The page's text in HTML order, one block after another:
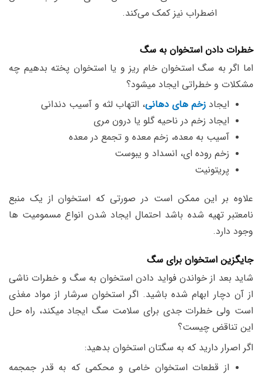
اضطراب نیز کمک می‌کند.
خطرات دادن استخوان به سگ
اما اگر به سگ استخوان خام ریز و یا استخوان پخته بدهیم چه
مشکلات و خطراتی ایجاد میشود؟
ایجادزخم های دهانی، التهاب لثه و آسیب دندانی
ایجاد زخم در ناحیه گلو یا درون مری
آسیب به معده، زخم معده و تجمع در معده
زخم روده ای، انسداد و یبوست
پریتونیت
علاوه بر این ممکن است در صورتی که استخوان از یک منبع
نامعتبر تهیه شده باشد احتمال ایجاد شدن انواع مسمومیت ها
وجود دارد.
جایگزین استخوان برای سگ
شاید بعد از خواندن فواید دادن استخوان به سگ و خطرات ناشی
از آن دچار ابهام شده باشید. اگر استخوان سرشار از مواد مغذی
است ولی خطرات جدی برای سلامت سگ ایجاد میکند، راه حل
این تناقض چیست؟
اگر اصرار دارید که به سگتان استخوان بدهید:
از قطعات استخوان خامی و محکمی که به قدر جمجمه